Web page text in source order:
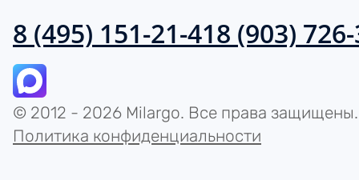
8 (495) 151-21-418 (903)
© 2012 - 2026 Milargo. Все права защищены.
Политика конфиденциальности